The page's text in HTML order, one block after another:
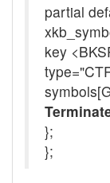
partial
key
};
};